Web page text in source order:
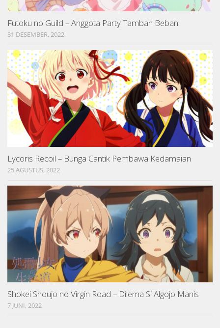
Futoku no Guild – Anggota Party Tambah Beban
31 DESEMBER, 2022
Lycoris Recoil – Bunga Cantik Pembawa Kedamaian
25 AGUSTUS, 2022
Shokei Shoujo no Virgin Road – Dilema Si Algojo Manis
7 JUNI, 2022